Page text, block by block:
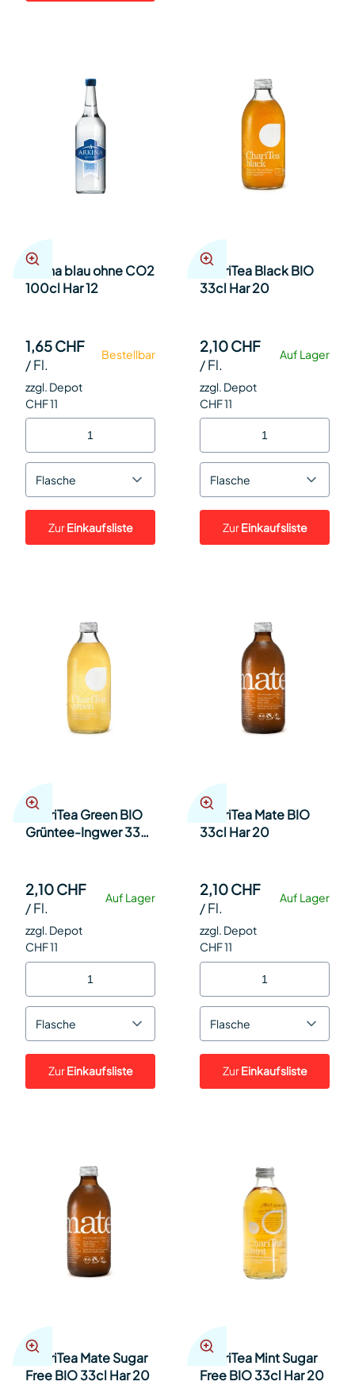
Arkina blau ohne CO2
100cl Har 12
Bestellbar
1,65 CHF
/Fl.
zzgl. Depot
CHF 11
Flasche
ZurEinkaufsliste
ChariTea Black BIO
33cl Har 20
Auf Lager
2,10 CHF
/Fl.
zzgl. Depot
CHF 11
Flasche
ZurEinkaufsliste
ChariTea Green BIO
Grüntee-Ingwer 33cl
Auf Lager
2,10 CHF
/Fl.
zzgl. Depot
CHF 11
Flasche
ZurEinkaufsliste
ChariTea Mate BIO
33cl Har 20
Auf Lager
2,10 CHF
/Fl.
zzgl. Depot
CHF 11
Flasche
ZurEinkaufsliste
ChariTea Mate Sugar
Free BIO 33cl Har 20
ChariTea Mint Sugar
Free BIO 33cl Har 20